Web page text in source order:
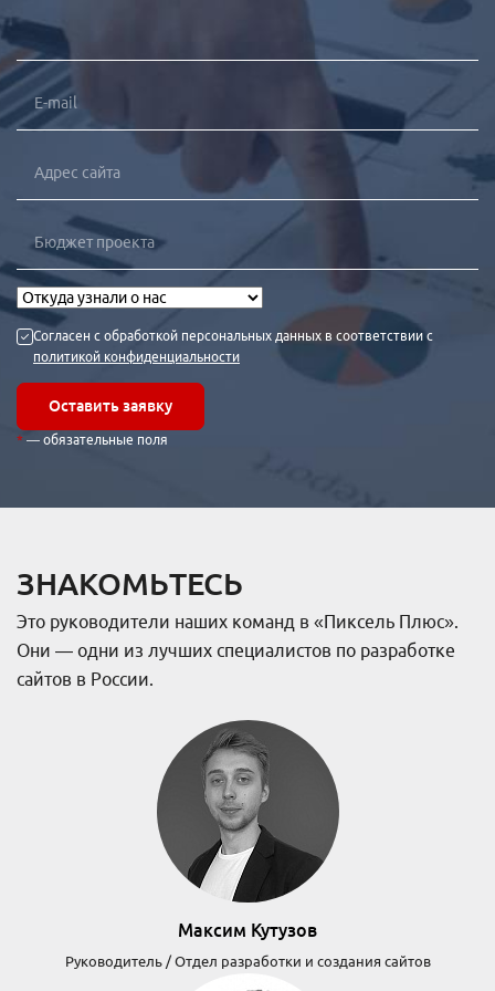
Согласен с обработкой персональных данных в соответствии с
политикой конфиденциальности
Оставить заявку
— обязательные поля
ЗНАКОМЬТЕСЬ
Это руководители наших команд в «Пиксель Плюс».
Они — одни из лучших специалистов по разработке
сайтов в России.
Максим Кутузов
Руководитель / Отдел разработки и создания сайтов